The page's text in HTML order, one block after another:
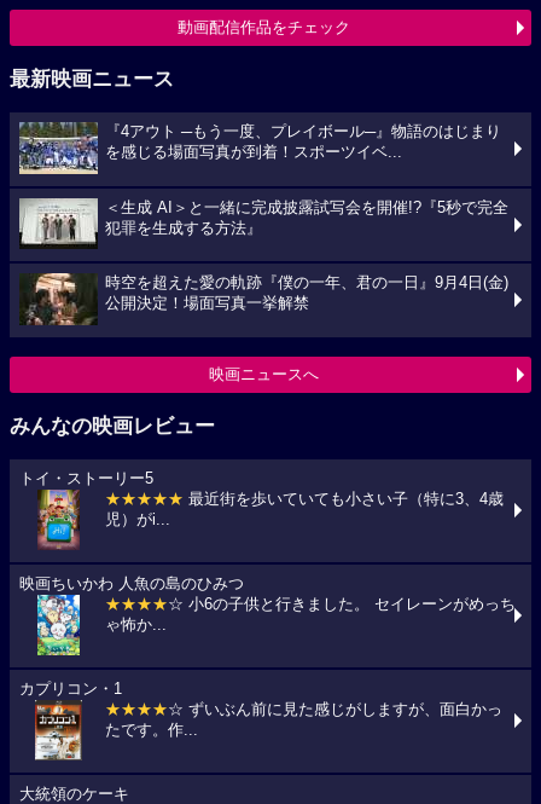
動画配信作品をチェック
最新映画ニュース
『4アウト ─もう一度、プレイボール─』物語のはじまり
を感じる場面写真が到着！スポーツイベ...
＜生成 AI＞と一緒に完成披露試写会を開催!?『5秒で完全
犯罪を生成する方法』
時空を超えた愛の軌跡『僕の一年、君の一日』9月4日(金)
公開決定！場面写真一挙解禁
映画ニュースへ
みんなの映画レビュー
トイ・ストーリー5
★★★★★ 最近街を歩いていても小さい子（特に3、4歳
児）がi...
映画ちいかわ 人魚の島のひみつ
★★★★☆ 小6の子供と行きました。 セイレーンがめっち
ゃ怖か...
カプリコン・1
★★★★☆ ずいぶん前に見た感じがしますが、面白かっ
たです。作...
大統領のケーキ